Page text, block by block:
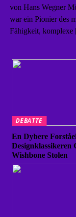
von Hans Wegner
war ein Pionier des
Fähigkeit,
DEBATTE
En Dybere
Designklassikeren
Wishbone Stolen